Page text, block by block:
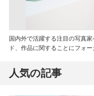
国内外で活躍する注目の写真
ド、作品に関することにフォー
人気の記事